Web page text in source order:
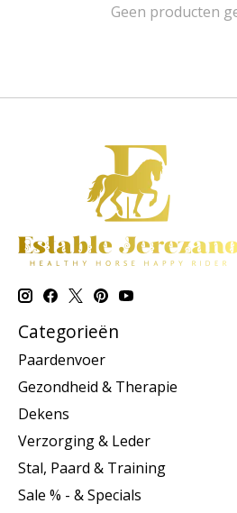
Geen producten
Categorieën
Paardenvoer
Gezondheid & Therapie
Dekens
Verzorging & Leder
Stal, Paard & Training
Sale % - & Specials